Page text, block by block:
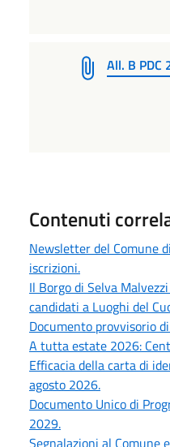
All. B PDC
Contenuti
Newsletter del Comune
iscrizioni.
Il Borgo di Selva
candidati a Luoghi del
Documento provvisorio
A tutta estate 2026:
Efficacia della carta di
agosto 2026.
Documento Unico di
2029.
Segnalazioni al Comune